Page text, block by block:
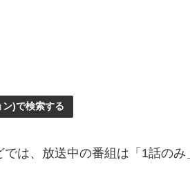
)で検索する
は、放送中の番組は「1話の